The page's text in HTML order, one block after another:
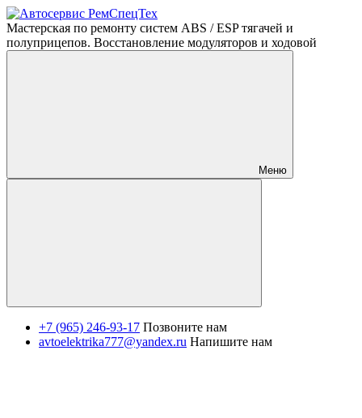
Мастерская по ремонту систем ABS / ESP тягачей и
полуприцепов. Восстановление модуляторов и ходовой
Меню
+7 (965) 246-93-17 Позвоните нам
avtoelektrika777@yandex.ru Напишите нам